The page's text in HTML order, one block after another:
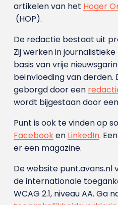
artikelen van het Hoger
(HOP).
De redactie bestaat uit
Zij werken in
basis van vrije
beïnvloeding van derden.
geborgd door een
wordt bijgestaan door
Punt is ook te vinden op
Facebooken LinkedIn.
er een magazine.
De website punt.avans.nl
de internationale
WCAG 2.1, niveau AA. Ga